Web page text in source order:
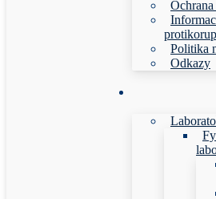
Politika
Odkazy